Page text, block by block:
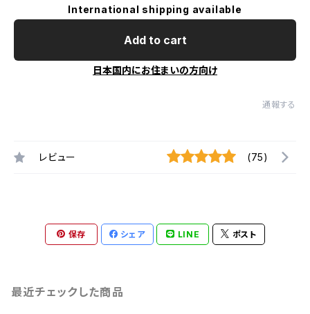
International shipping available
Add to cart
日本国内にお住まいの方向け
通報する
レビュー (75)
保存 シェア LINE ポスト
最近チェックした商品